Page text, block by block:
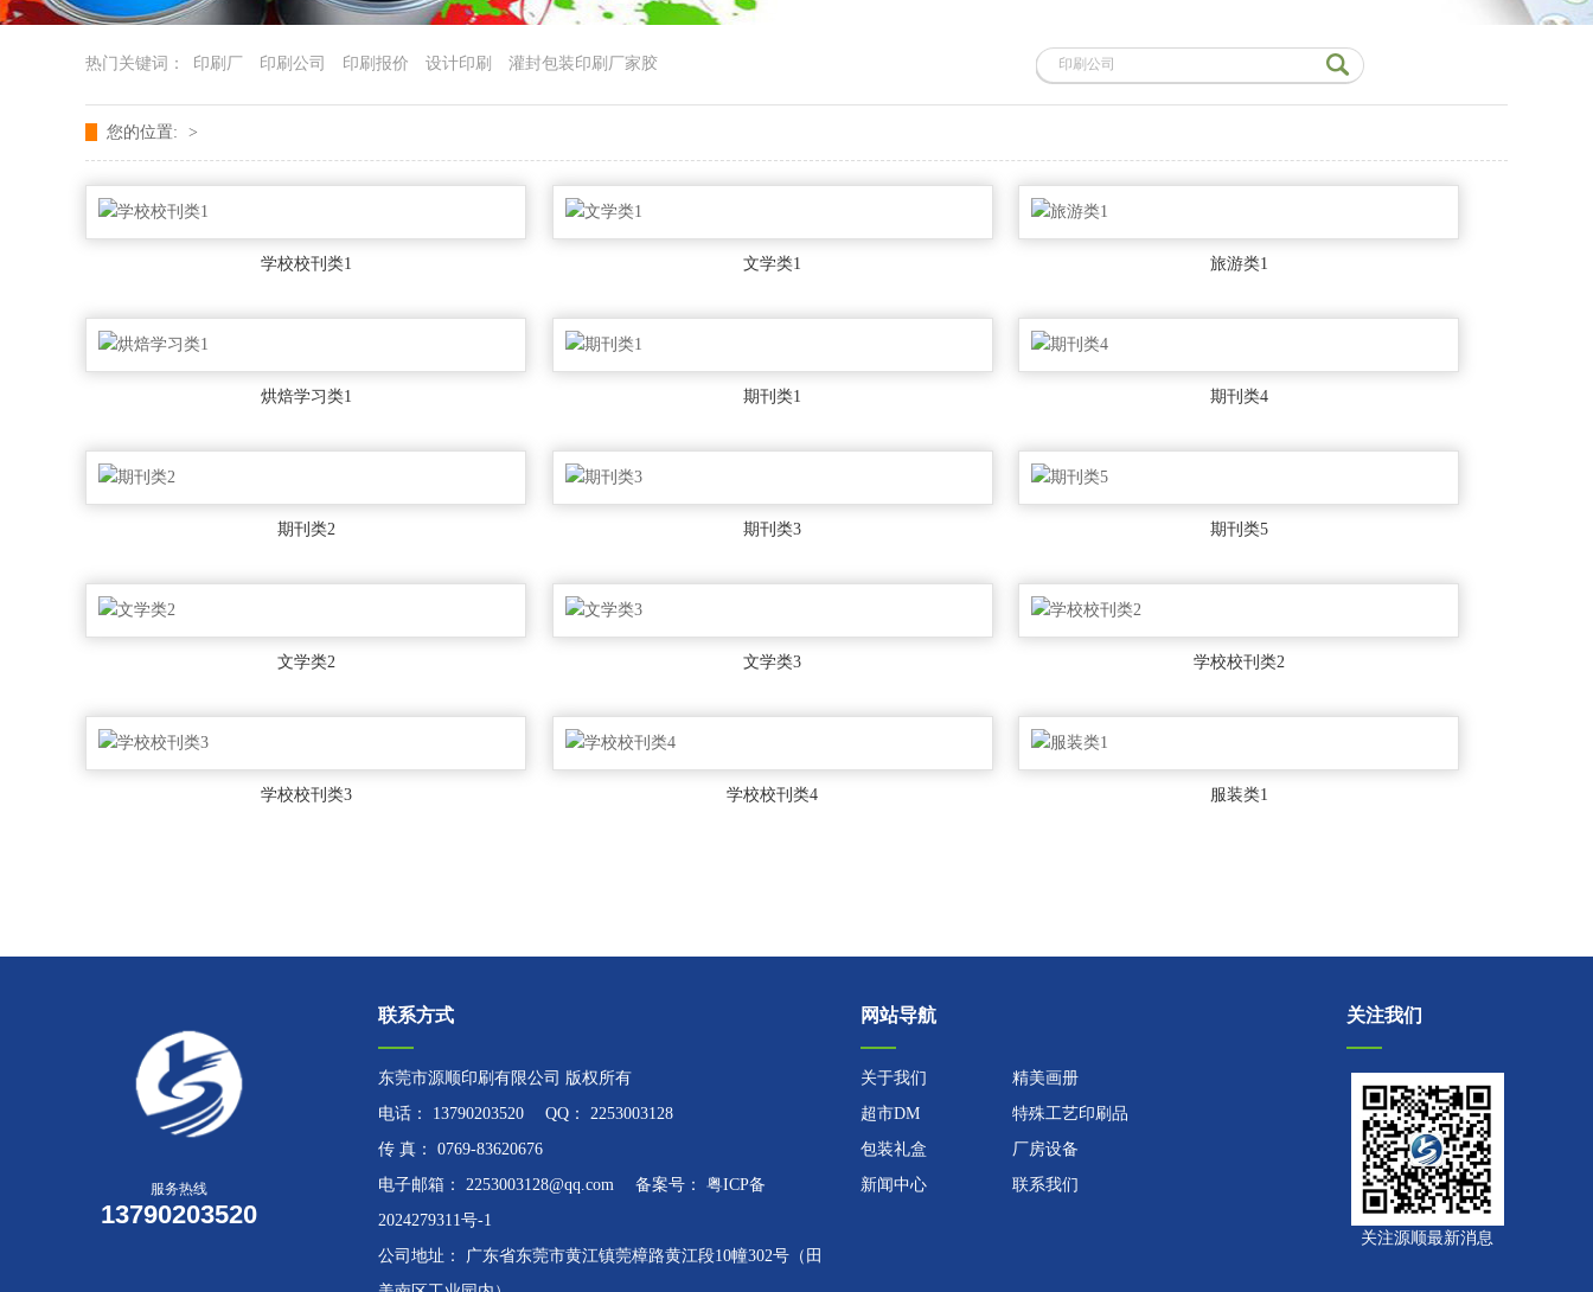
热门关键词： 印刷厂 印刷公司 印刷报价 设计印刷 灌封包装印刷厂家胶
您的位置: >
学校校刊类1 文学类1 旅游类1
烘焙学习类1 期刊类1 期刊类4
期刊类2 期刊类3 期刊类5
文学类2 文学类3 学校校刊类2
学校校刊类3 学校校刊类4 服装类1
服务热线
13790203520
联系方式
东莞市源顺印刷有限公司 版权所有
电话： 13790203520 QQ： 2253003128
传 真： 0769-83620676
电子邮箱： 2253003128@qq.com 备案号： 粤ICP备
2024279311号-1
公司地址： 广东省东莞市黄江镇莞樟路黄江段10幢302号（田
网站导航
关于我们
精美画册
超市DM
特殊工艺印刷品
包装礼盒
厂房设备
新闻中心
联系我们
关注我们
关注源顺最新消息